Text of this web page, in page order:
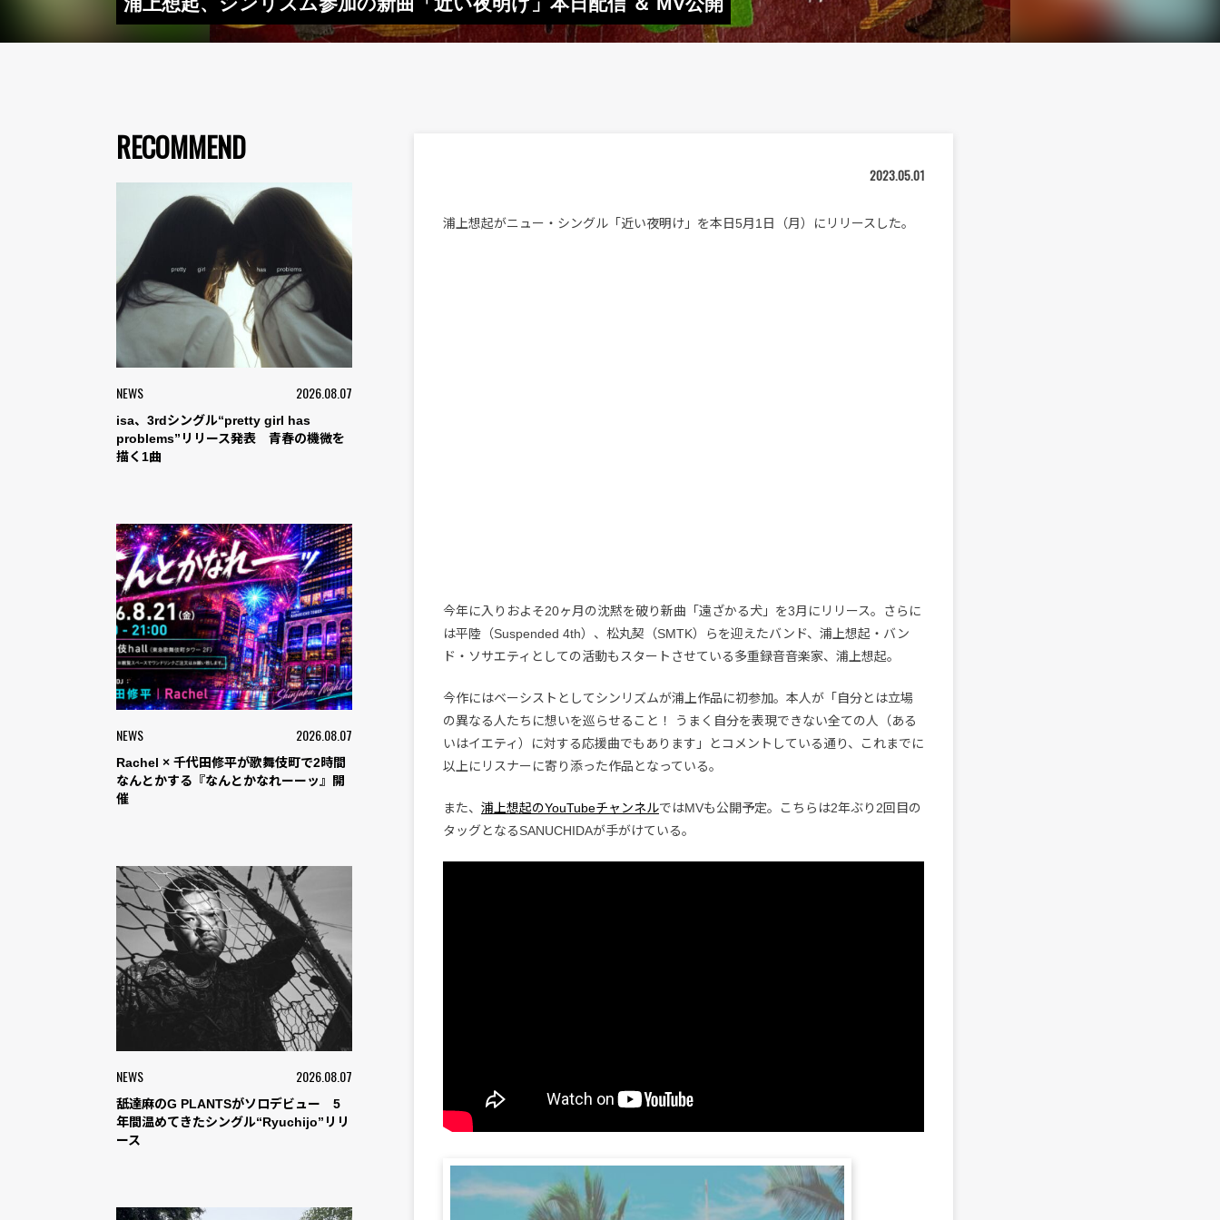
RECOMMEND
NEWS 2026.08.07
isa、3rdシングル“pretty girl has
problems”リリース発表 青春の機微を
描く1曲
NEWS 2026.08.07
Rachel × 千代田修平が歌舞伎町で2時間
なんとかする『なんとかなれーーッ』開
催
NEWS 2026.08.07
舐達麻のG PLANTSがソロデビュー 5
年間温めてきたシングル“Ryuchijo”リリ
ース
2023.05.01
浦上想起がニュー・シングル「近い夜明け」を本日5月1日（月）にリリースした。
今年に入りおよそ20ヶ月の沈黙を破り新曲「遠ざかる犬」を3月にリリース。さらに
は平陸（Suspended 4th）、松丸契（SMTK）らを迎えたバンド、浦上想起・バン
ド・ソサエティとしての活動もスタートさせている多重録音音楽家、浦上想起。
今作にはベーシストとしてシンリズムが浦上作品に初参加。本人が「自分とは立場
の異なる人たちに想いを巡らせること！ うまく自分を表現できない全ての人（ある
いはイエティ）に対する応援曲でもあります」とコメントしている通り、これまでに
以上にリスナーに寄り添った作品となっている。
また、 浦上想起のYouTubeチャンネルではMVも公開予定。こちらは2年ぶり2回目の
タッグとなるSANUCHIDAが手がけている。